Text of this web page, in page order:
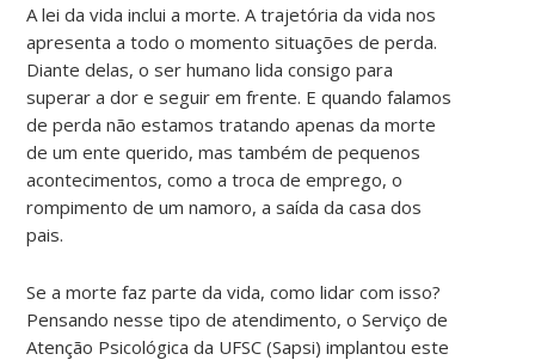
A lei da vida inclui a morte. A trajetória da vida nos
apresenta a todo o momento situações de perda.
Diante delas, o ser humano lida consigo para
superar a dor e seguir em frente. E quando falamos
de perda não estamos tratando apenas da morte
de um ente querido, mas também de pequenos
acontecimentos, como a troca de emprego, o
rompimento de um namoro, a saída da casa dos
pais.
Se a morte faz parte da vida, como lidar com isso?
Pensando nesse tipo de atendimento, o Serviço de
Atenção Psicológica da UFSC (Sapsi) implantou este